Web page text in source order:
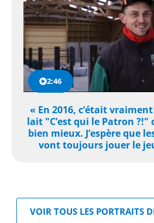
2:46
« En 2016, c’était
lait "C’est qui le Patron ?!"
bien mieux. J’espère que
vont toujours jouer le
VOIR TOUS LES PORTRAITS